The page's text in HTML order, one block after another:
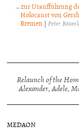
zur Uraufführung
Holocaust von
Bremen | Peter
Relaunch of the
Alexander, Adele,
MEDAON